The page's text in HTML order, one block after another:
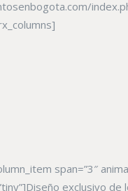
span=”3″
exclusivo